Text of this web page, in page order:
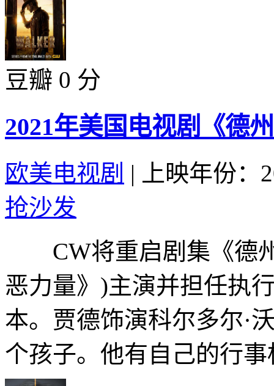
豆瓣 0 分
2021年美国电视剧《德
欧美电视剧 |
上映年份：
抢沙发
CW将重启剧集《德州
恶力量》)主演并担任执
本。贾德饰演科尔多尔·
个孩子。他有自己的行